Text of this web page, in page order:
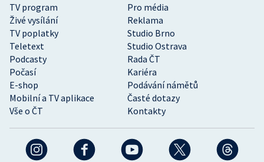
TV program
Pro média
Živé vysílání
Reklama
TV poplatky
Studio Brno
Teletext
Studio Ostrava
Podcasty
Rada ČT
Počasí
Kariéra
E-shop
Podávání námětů
Mobilní a TV aplikace
Časté dotazy
Vše o ČT
Kontakty